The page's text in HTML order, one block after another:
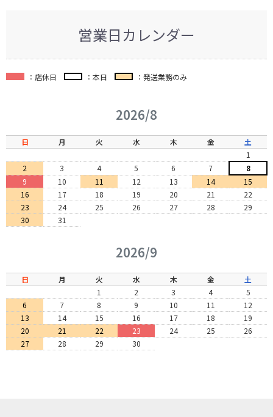
営業日カレンダー
：店休日 ：本日 ：発送業務のみ
2026/8
日 月 火 水 木 金
土
1
2
3 4 5 6 7
8
9
10 11 12 13 14
15
16
17 18 19 20 21
22
23
24 25 26 27 28
29
30
31
2026/9
日 月 火 水 木 金
土
1
2 3 4
5
6
7 8 9 10 11
12
13
14 15 16 17 18
19
20
21 22 23 24 25
26
27
28 29 30